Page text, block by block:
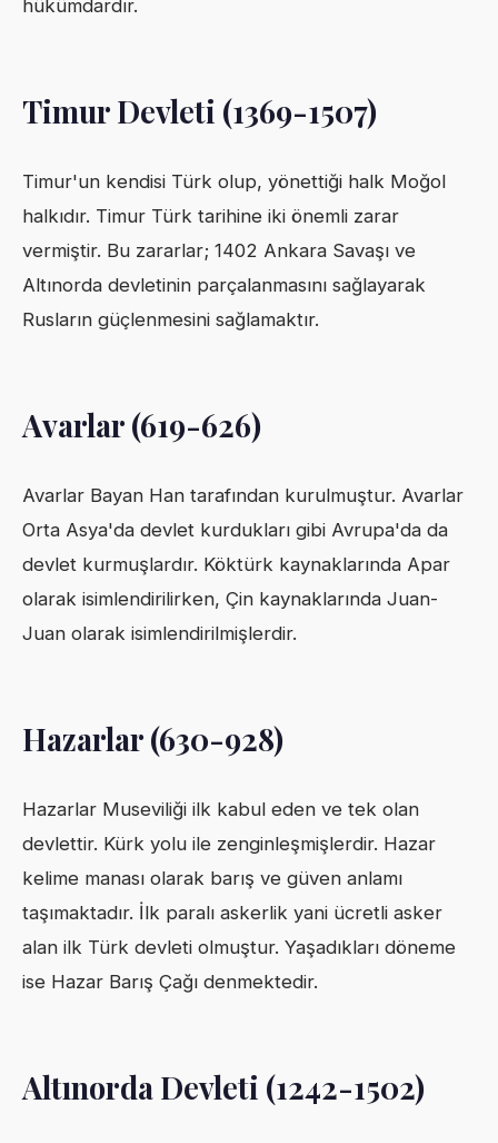
hükümdardır.
Timur Devleti (1369-1507)
Timur'un kendisi Türk olup, yönettiği halk Moğol
halkıdır. Timur Türk tarihine iki önemli zarar
vermiştir. Bu zararlar; 1402 Ankara Savaşı ve
Altınorda devletinin parçalanmasını sağlayarak
Rusların güçlenmesini sağlamaktır.
Avarlar (619-626)
Avarlar Bayan Han tarafından kurulmuştur. Avarlar
Orta Asya'da devlet kurdukları gibi Avrupa'da da
devlet kurmuşlardır. Köktürk kaynaklarında Apar
olarak isimlendirilirken, Çin kaynaklarında Juan-
Juan olarak isimlendirilmişlerdir.
Hazarlar (630-928)
Hazarlar Museviliği ilk kabul eden ve tek olan
devlettir. Kürk yolu ile zenginleşmişlerdir. Hazar
kelime manası olarak barış ve güven anlamı
taşımaktadır. İlk paralı askerlik yani ücretli asker
alan ilk Türk devleti olmuştur. Yaşadıkları döneme
ise Hazar Barış Çağı denmektedir.
Altınorda Devleti (1242-1502)